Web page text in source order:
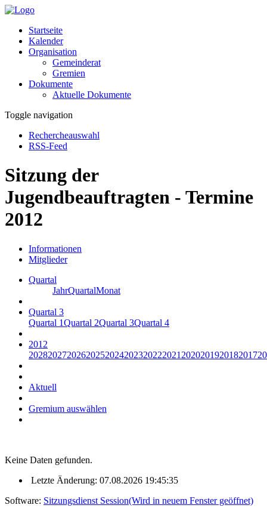
Startseite
Kalender
Organisation
Gemeinderat
Gremien
Dokumente
Aktuelle Dokumente
Toggle navigation
Rechercheauswahl
RSS-Feed
Sitzung der
Jugendbeauftragten - Termine
2012
Informationen
Mitglieder
Quartal
JahrQuartalMonat
Quartal 3
Quartal 1Quartal 2Quartal 3Quartal 4
2012
20282027202620252024202320222021 2020201920182017
Aktuell
Gremium auswählen
Keine Daten gefunden.
Letzte Änderung: 07.08.2026 19:45:35
Software: Sitzungsdienst Session(Wird in neuem Fenster geöffnet)